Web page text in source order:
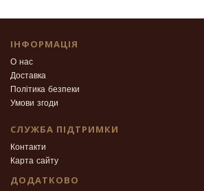
ІНФОРМАЦІЯ
О нас
Доставка
Політика безпеки
Умови згоди
СЛУЖБА ПІДТРИМКИ
Контакти
Карта сайту
ДОДАТКОВО